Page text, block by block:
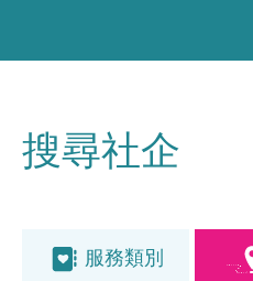
搜尋社企
服務類別